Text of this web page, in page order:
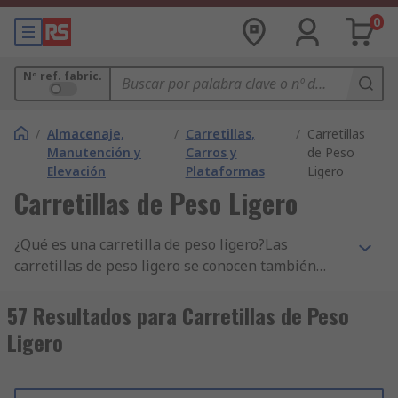
0
Nº ref. fabric.
/ Almacenaje,
Manutención y
Elevación
/ Carretillas,
Carros y
Plataformas
/ Carretillas
de Peso
Ligero
Carretillas de Peso Ligero
¿Qué es una carretilla de peso ligero?Las
carretillas de peso ligero se conocen también
amplia gama de tipos y estilos. Son ideales para
levantar y transportar cargas pesadas,
reduciendo la tensión en las personas y el riesgo
adaptables y, para su comodidad, pueden
57 Resultados para Carretillas de Peso
Ligero